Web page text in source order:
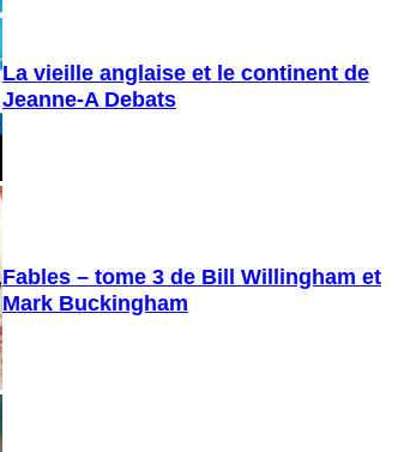
La vieille anglaise et le continent de
Jeanne-A Debats
Fables – tome 3 de Bill Willingham et
Mark Buckingham